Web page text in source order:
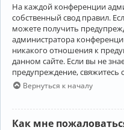
На каждой конференции
собственный свод правил.
можете получить
администратора
никакого отношения к
данном сайте. Если вы не
предупреждение,
Вернуться к началу
Как мне